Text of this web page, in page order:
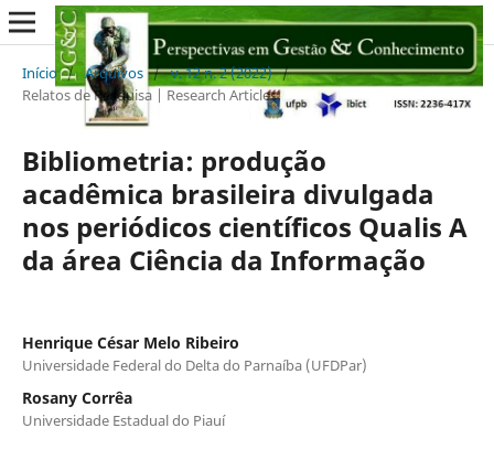
Início / Arquivos / v. 12 n. 2 (2022) /
Relatos de Pesquisa | Research Articles
Bibliometria: produção
acadêmica brasileira divulgada
nos periódicos científicos Qualis A
da área Ciência da Informação
Henrique César Melo Ribeiro
Universidade Federal do Delta do Parnaíba (UFDPar)
Rosany Corrêa
Universidade Estadual do Piauí